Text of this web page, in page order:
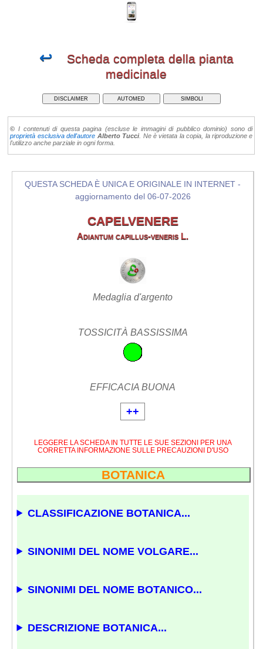
↩ Scheda completa della pianta
medicinale
DISCLAIMER AUTOMED SIMBOLI
© I contenuti di questa pagina (escluse le immagini di pubblico dominio) sono di
proprietà esclusiva dell'autore Alberto Tucci . Ne è vietata la copia, la riproduzione e
l'utilizzo anche parziale in ogni forma.
QUESTA SCHEDA È UNICA E ORIGINALE IN INTERNET -
aggiornamento del 06-07-2026
CAPELVENERE
Adiantum capillus-veneris L.
Medaglia d'argento
TOSSICITÀ BASSISSIMA
EFFICACIA BUONA
++
LEGGERE LA SCHEDA IN TUTTE LE SUE SEZIONI PER UNA
CORRETTA INFORMAZIONE SULLE PRECAUZIONI D'USO
BOTANICA
CLASSIFICAZIONE BOTANICA...
SINONIMI DEL NOME VOLGARE...
SINONIMI DEL NOME BOTANICO...
DESCRIZIONE BOTANICA...